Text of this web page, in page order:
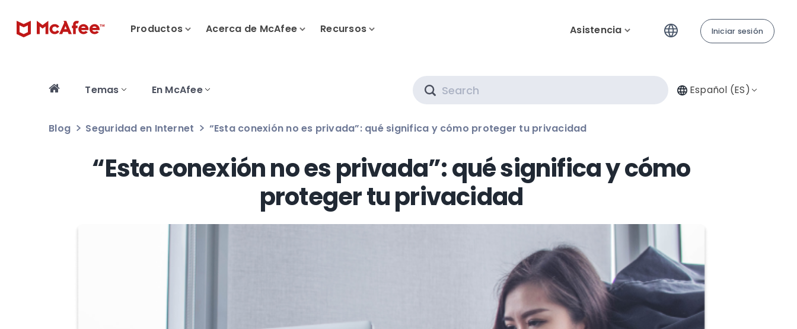
Productos Acerca de McAfee Recursos Asistencia Iniciar sesión
Temas En McAfee Español (ES)
Blog Seguridad en Internet “Esta conexión no es privada”: qué significa y cómo proteger tu privacidad
“Esta conexión no es privada”: qué significa y cómo
proteger tu privacidad